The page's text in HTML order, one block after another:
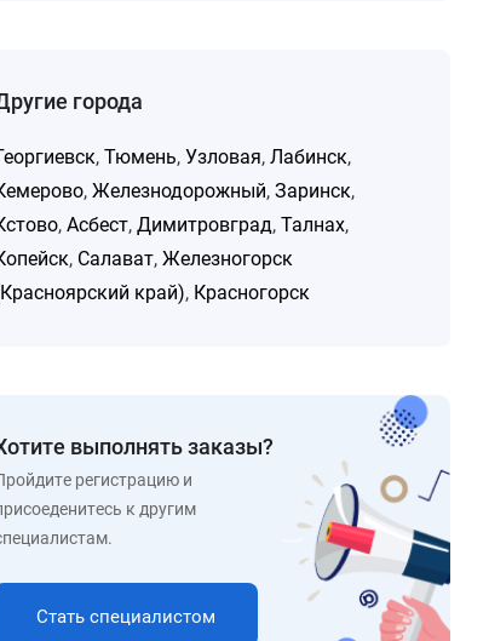
города
,Тюмень,Узловая,Лабинск,
,Железнодорожный,Заринск,
,Асбест,Димитровград,Талнах,
, Салават,Железногорск
край), Красногорск
выполнять заказы?
регистрацию и
к другим
Стать специалистом